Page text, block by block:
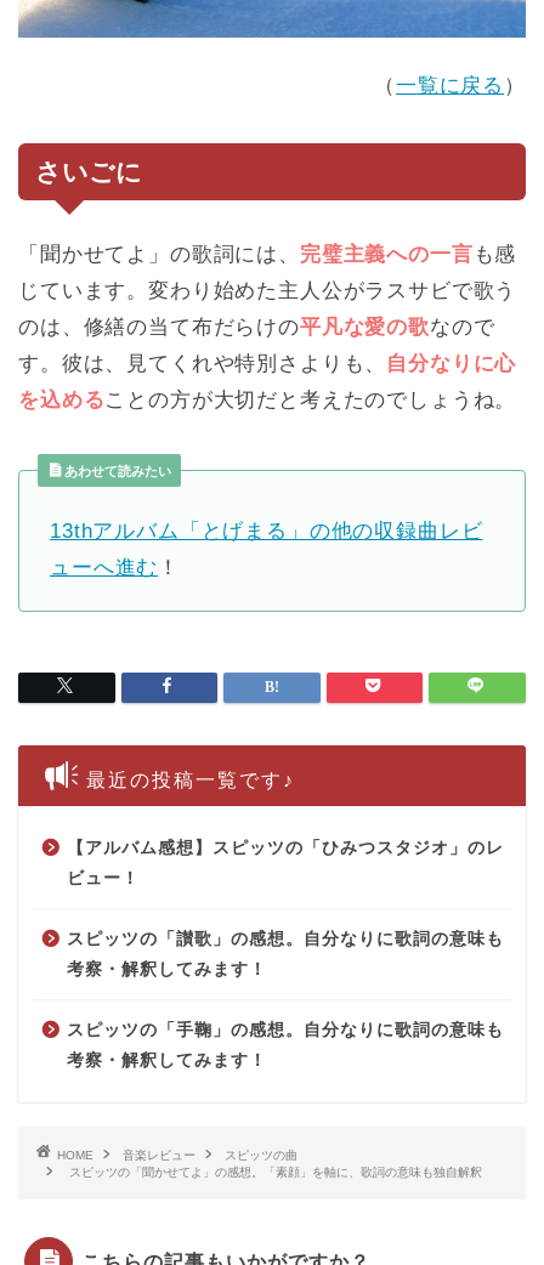
（一覧に戻る ）
さいごに
「聞かせてよ」の歌詞には、 完璧主義への一言 も感
じています。変わり始めた主人公がラスサビで歌う
のは、修繕の当て布だらけの平凡な愛の歌なので
す。彼は、見てくれや特別さよりも、 自分なりに心
を込めることの方が大切だと考えたのでしょうね。
あわせて読みたい
13thアルバム「とげまる」の他の収録曲レビ
ューへ進む ！
最近の投稿一覧です♪
【アルバム感想】スピッツの「ひみつスタジオ」のレ
ビュー！
スピッツの「讃歌」の感想。自分なりに歌詞の意味も
考察・解釈してみます！
スピッツの「手鞠」の感想。自分なりに歌詞の意味も
考察・解釈してみます！
HOME 音楽レビュー
スピッツの曲
スピッツの「聞かせてよ」の感想。「素顔」を軸に、歌詞の意味も独自解釈